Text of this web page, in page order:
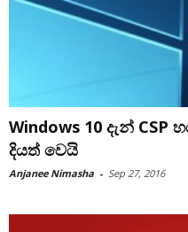
Windows 10 දැන් CSP
දියත් වෙයි
Anjanee Nimasha - Sep 27, 2016